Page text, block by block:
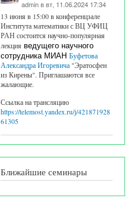
adminв вт, 11.06.2024 17:34
13 июня в 15:00 в конференцзале
Института математики с ВЦ УФИЦ
РАН состоится научно-популярная
лекция ведущего научного
сотрудника МИАН Буфетова
Александра Игоревича "Эратосфен
из Кирены". Приглашаются все
жалающие.
Ссылка на трансляцию
https://telemost.yandex.ru/j/421871928
61305
Ближайшие семинары